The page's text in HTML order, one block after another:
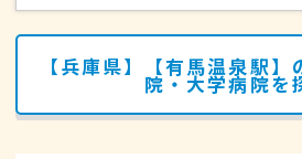
【兵庫県】【有馬温泉駅
院・大学病院を